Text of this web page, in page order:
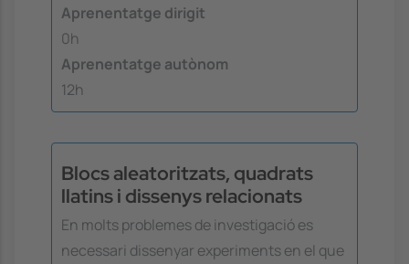
Aprenentatge dirigit
0h
Aprenentatge autònom
12h
Blocs aleatoritzats, quadrats
llatins i dissenys relacionats
En molts problemes de investigació es
necessari dissenyar experiments en el que